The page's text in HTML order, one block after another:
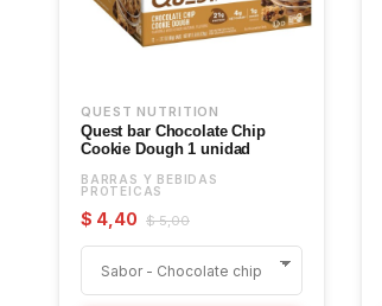
QUEST NUTRITION
Quest bar Chocolate Chip
Cookie Dough 1 unidad
BARRAS Y BEBIDAS
PROTEICAS
$ 4,40 $ 5,00